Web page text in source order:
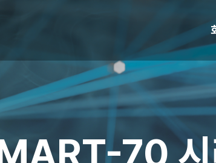
T-70 시